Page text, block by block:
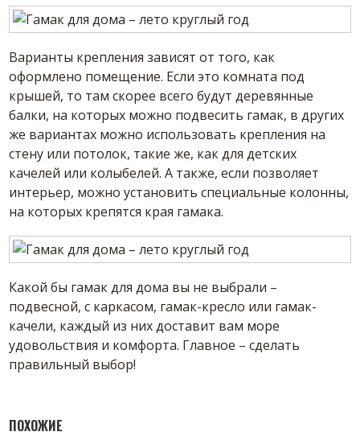
Варианты крепления зависят от того, как
оформлено помещение. Если это комната под
крышей, то там скорее всего будут деревянные
балки, на которых можно подвесить гамак, в других
же вариантах можно использовать крепления на
стену или потолок, такие же, как для детских
качелей или колыбелей. А также, если позволяет
интерьер, можно установить специальные колонны,
на которых крепятся края гамака.
Какой бы гамак для дома вы не выбрали –
подвесной, с каркасом, гамак-кресло или гамак-
качели, каждый из них доставит вам море
удовольствия и комфорта. Главное – сделать
правильный выбор!
ПОХОЖИЕ